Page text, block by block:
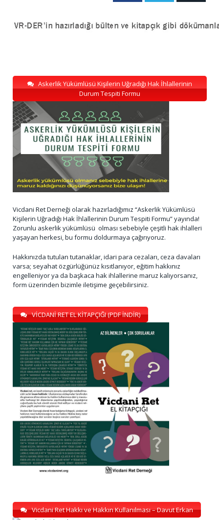
Askerlik Yükümlüsü Kişilerin Uğradığı Hak İhlallerinin
Durum Tespiti Formu
Vicdani Ret Derneği olarak hazırladığımız “Askerlik Yükümlüsü
Kişilerin Uğradığı Hak İhlallerinin Durum Tespiti Formu” yayında!
Zorunlu askerlik yükümlüsü olması sebebiyle çeşitli hak ihlalleri
yaşayan herkesi, bu formu doldurmaya çağırıyoruz.
Hakkınızda tutulan tutanaklar, idari para cezaları, ceza davaları
varsa; seyahat özgürlüğünüz kısıtlanıyor, eğitim hakkınız
engelleniyor ya da başkaca hak ihlallerine maruz kalıyorsanız,
form üzerinden bizimle iletişime geçebilirsiniz.
VİCDANİ RET EL KİTAPÇIĞI (PDF İNDİR)
Vicdani Ret Hakkı ve Hakkın Kullanılması – Davut Erkan